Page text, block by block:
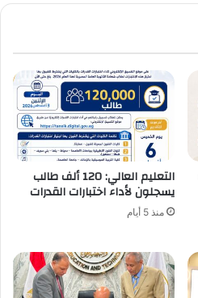
التعليم العالي: 120 ألف طالب
يسجلون لأداء اختبارات القدرات
منذ 5 أيام